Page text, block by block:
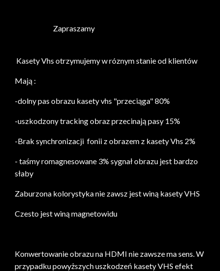
Zapraszamy
Kasety Vhs otrzymujemy w róznym stanie od klientów
Mają :
-dolny pas obrazu kasety vhs "przeciąga" 80%
-uszkodzony tracking obraz przecinają pasy 15%
-Brak synchronizacji fonii z obrazem z kasety Vhs 2%
- taśmy romagnesowane 3% sygnał obrazu jest bardzo
słaby
Zaburzona kolorystyka nie zawsz jest winą kasety VHS
Czesto jest winą magnetowidu
Konwertowanie obrazu na HDMI nie zawsze ma sens. W
przypadku powyższych uszkodzeń kasety VHS efekt